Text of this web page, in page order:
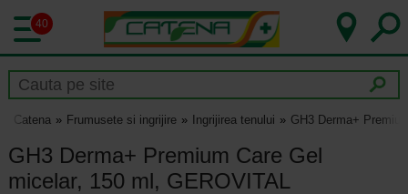
40
Catena Frumusete si ingrijire Ingrijirea tenului GH3 Derma+
GH3 Derma+ Premium Care Gel
micelar, 150 ml, GEROVITAL